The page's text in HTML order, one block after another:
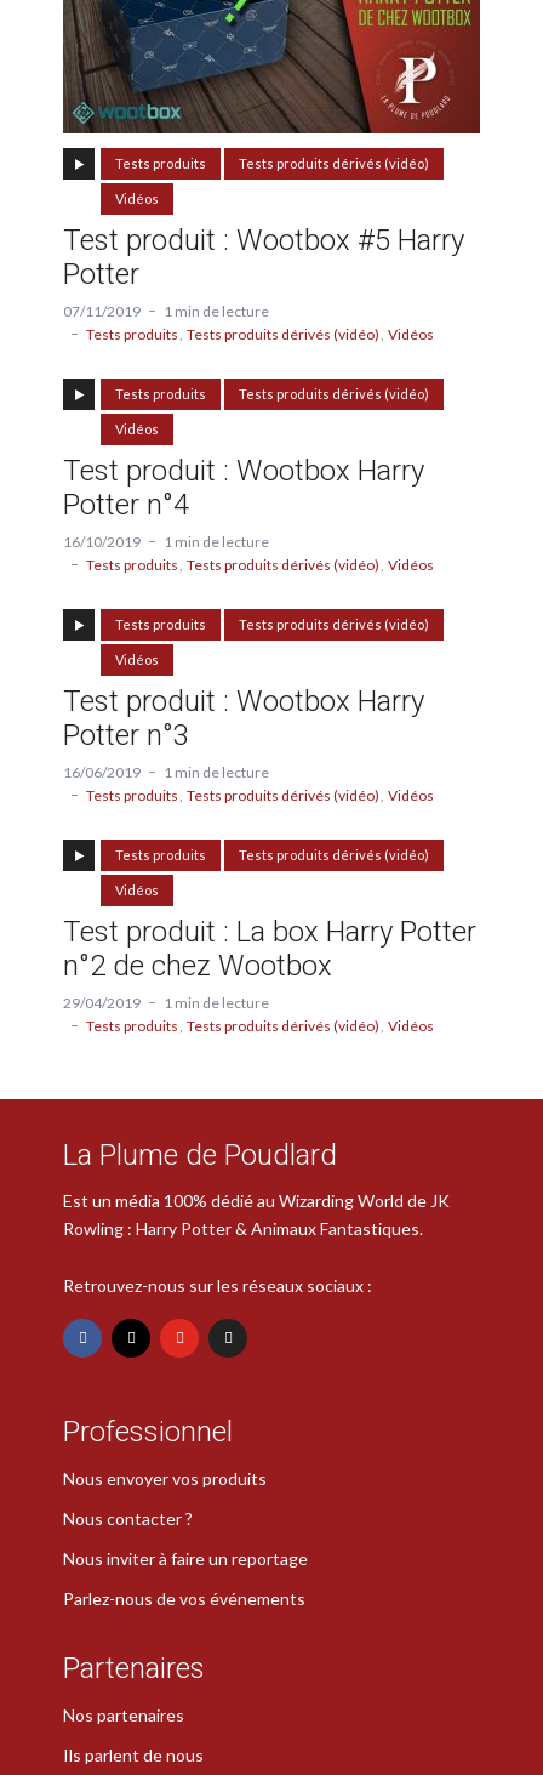
Tests produits Tests produits dérivés (vidéo)
Vidéos
Test produit : Wootbox #5 Harry
Potter
07/11/2019
1 min de lecture
Tests produits Tests produits dérivés (vidéo) Vidéos
Tests produits Tests produits dérivés (vidéo)
Vidéos
Test produit : Wootbox Harry
Potter n°4
16/10/2019
1 min de lecture
Tests produits Tests produits dérivés (vidéo) Vidéos
Tests produits Tests produits dérivés (vidéo)
Vidéos
Test produit : Wootbox Harry
Potter n°3
16/06/2019
1 min de lecture
Tests produits Tests produits dérivés (vidéo) Vidéos
Tests produits Tests produits dérivés (vidéo)
Vidéos
Test produit : La box Harry Potter
n°2 de chez Wootbox
29/04/2019
1 min de lecture
Tests produits Tests produits dérivés (vidéo) Vidéos
La Plume de Poudlard
Est un média 100% dédié au Wizarding World de JK
Rowling : Harry Potter & Animaux Fantastiques.
Retrouvez-nous sur les réseaux sociaux :
Professionnel
Nous envoyer vos produits
Nous contacter ?
Nous inviter à faire un reportage
Parlez-nous de vos événements
Partenaires
Nos partenaires
Ils parlent de nous